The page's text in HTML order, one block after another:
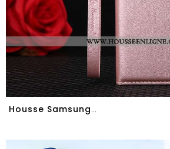
Housse Samsung Galaxy S8 Luxe Ornements Suspendus Incassable Rose Étoile Coque Silicone